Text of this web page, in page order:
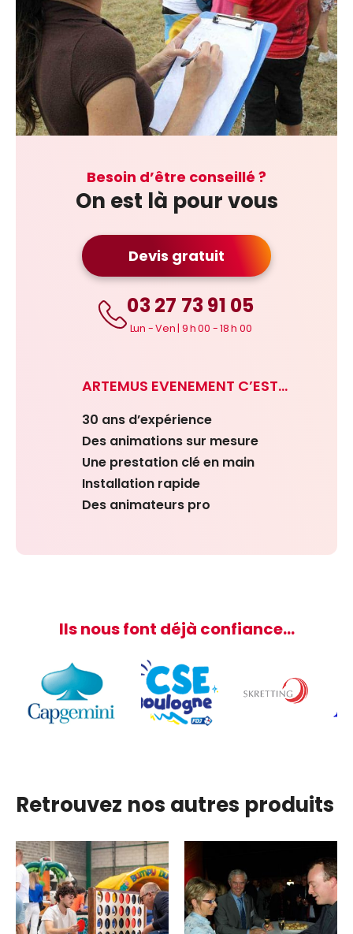
Besoin d’être conseillé ?
On est là pour vous
Devis gratuit
03 27 73 91 05
Lun - Ven | 9 h 00 - 18 h 00
ARTEMUS EVENEMENT C’EST…
30 ans d’expérience
Des animations sur mesure
Une prestation clé en main
Installation rapide
Des animateurs pro
Ils nous font déjà confiance…
Retrouvez nos autres produits